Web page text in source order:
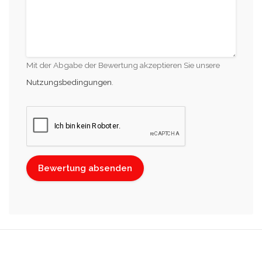
Mit der Abgabe der Bewertung akzeptieren Sie unsere
Nutzungsbedingungen